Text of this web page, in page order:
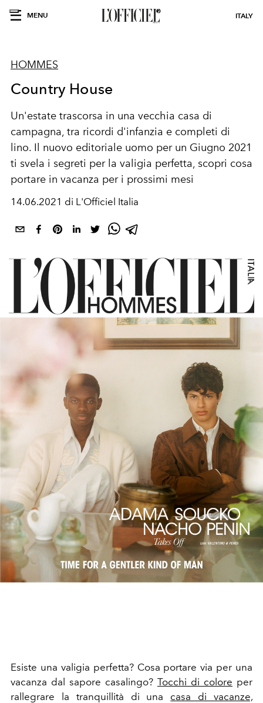
MENU ITALY
HOMMES
Country House
Un'estate trascorsa in una vecchia casa di
campagna, tra ricordi d'infanzia e completi di
lino. Il nuovo editoriale uomo per un Giugno 2021
ti svela i segreti per la valigia perfetta, scopri cosa
portare in vacanza per i prossimi mesi
14.06.2021 di L'Officiel Italia
Esiste una valigia perfetta? Cosa portare via per una
vacanza dal sapore casalingo? Tocchi di colore per
rallegrare la tranquillità di una casa di vacanze,